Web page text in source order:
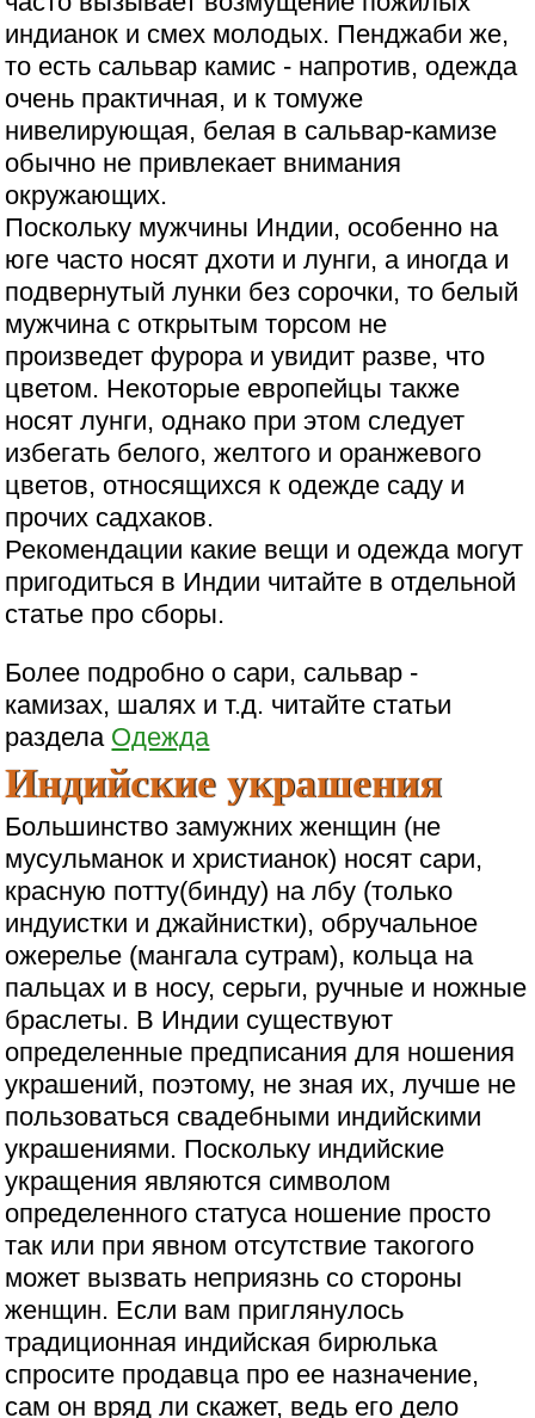
индианок и смех молодых. Пенджаби же,
то есть сальвар камис - напротив, одежда
очень практичная, и к томуже
нивелирующая, белая в сальвар-камизе
обычно не привлекает внимания
окружающих.
Поскольку мужчины Индии, особенно на
юге часто носят дхоти и лунги, а иногда и
подвернутый лунки без сорочки, то белый
мужчина с открытым торсом не
произведет фурора и увидит разве, что
цветом. Некоторые европейцы также
носят лунги, однако при этом следует
избегать белого, желтого и оранжевого
цветов, относящихся к одежде саду и
прочих садхаков.
Рекомендации какие вещи и одежда могут
пригодиться в Индии читайте в отдельной
статье про сборы.
Более подробно о сари, сальвар -
камизах, шалях и т.д. читайте статьи
раздела Одежда
Индийские украшения
Большинство замужних женщин (не
мусульманок и христианок) носят сари,
красную потту(бинду) на лбу (только
индуистки и джайнистки), обручальное
ожерелье (мангала сутрам), кольца на
пальцах и в носу, серьги, ручные и ножные
браслеты. В Индии существуют
определенные предписания для ношения
украшений, поэтому, не зная их, лучше не
пользоваться свадебными индийскими
украшениями. Поскольку индийские
укращения являются символом
определенного статуса ношение просто
так или при явном отсутствие такогого
может вызвать неприязнь со стороны
женщин. Если вам приглянулось
традиционная индийская бирюлька
спросите продавца про ее назначение,
сам он вряд ли скажет, ведь его дело